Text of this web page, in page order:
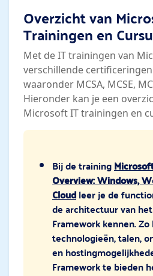
Overzicht van
Trainingen en
Met de IT trainingen van
verschillende
waaronder MCSA, MCSE,
Hieronder kan je een
Microsoft IT trainingen en
Bij de training
Overview: Windows,
Cloudleer je de
de architectuur van
Framework kennen.
technologieën, talen,
en
Framework te bieden